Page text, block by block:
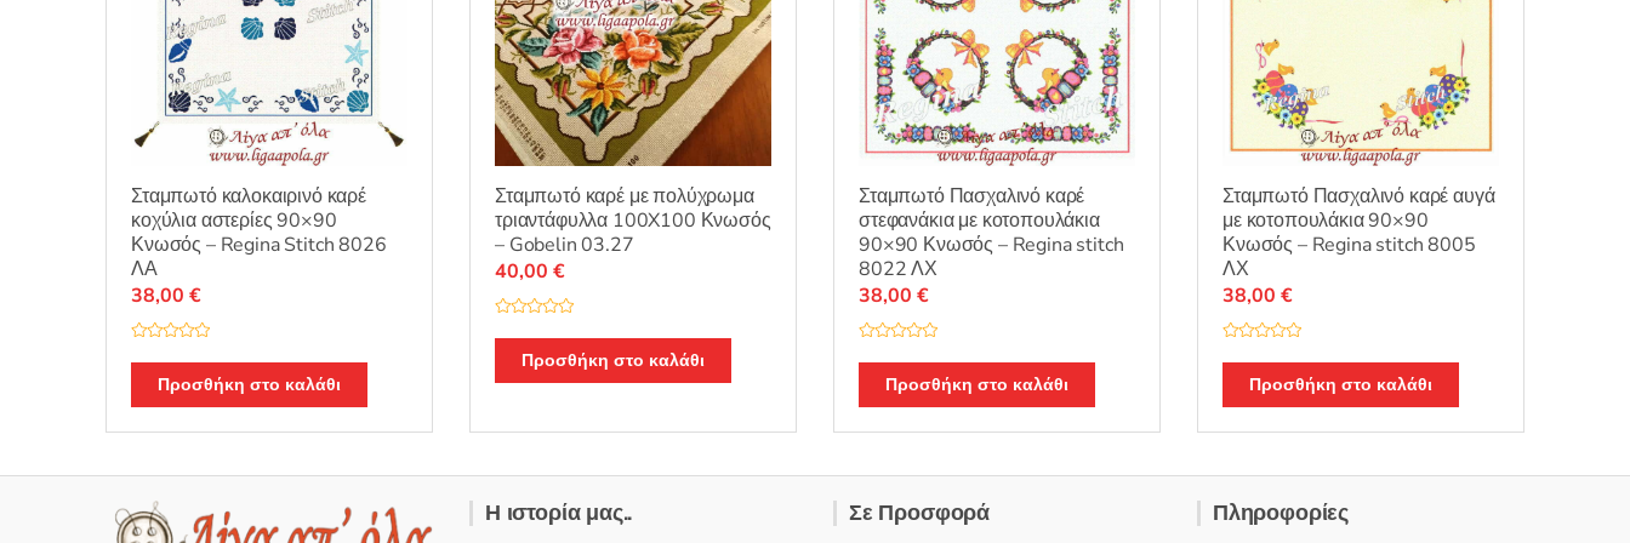
Σταμπωτό καλοκαιρινό καρέ
κοχύλια αστερίες 90×90
Κνωσός – Regina Stitch 8026
ΛΑ
α
ο
ο
θ
κ
ε
38,00 €
Προσθήκη στο καλάθι
Σταμπωτό καρέ με πολύχρωμα
τριαντάφυλλα 100X100 Κνωσός
– Gobelin 03.27
α
ο
γ
η
ε
μ
40,00 €
Προσθήκη στο καλάθι
Σταμπωτό Πασχαλινό καρέ
στεφανάκια με κοτοπουλάκια
90×90 Κνωσός – Regina stitch
8022 ΛΧ
α
ο
ο
θ
κ
ε
38,00 €
Προσθήκη στο καλάθι
Σταμπωτό Πασχαλινό καρέ αυγά
με κοτοπουλάκια 90×90
Κνωσός – Regina stitch 8005
ΛΧ
α
ο
ο
θ
κ
ε
38,00 €
Προσθήκη στο καλάθι
Η ιστορία μας.. Σε Προσφορά Πληροφορίες